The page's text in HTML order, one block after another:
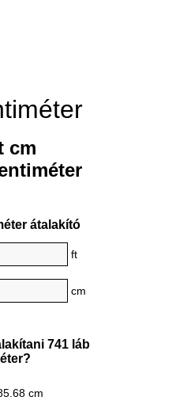
cm
átalakító
ft
cm
741 láb
cm